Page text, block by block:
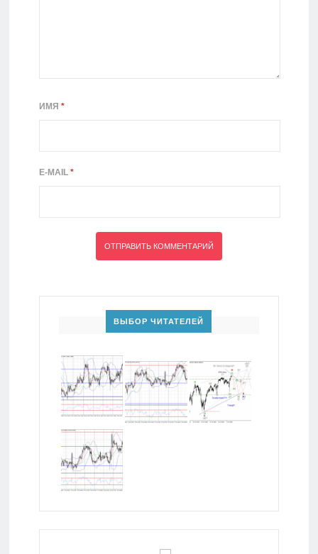
ИМЯ *
E-MAIL *
ВЫБОР ЧИТАТЕЛЕЙ